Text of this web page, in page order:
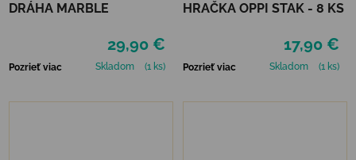
DRÁHA MARBLE
29,90 €
Pozrieť viac Skladom (1 ks)
HRAČKA OPPI STAK - 8 KS
17,90 €
Pozrieť viac Skladom (1 ks)